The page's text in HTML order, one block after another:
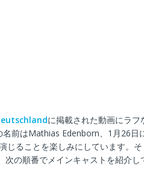
に掲載された動画にラフ
前はMathias Edenborn、1月26日
ることを楽しみにしています。
の順番でメインキャストを紹介し